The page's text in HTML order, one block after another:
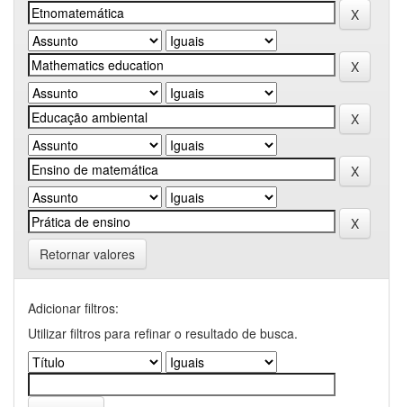
Retornar valores
Adicionar filtros:
Utilizar filtros para refinar o resultado de busca.